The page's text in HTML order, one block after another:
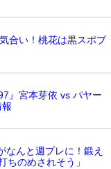
合い！桃花は黒スポブ
』宮本芽依 vs パヤー
なんと週プレに！鍛え
ちのめされそう」